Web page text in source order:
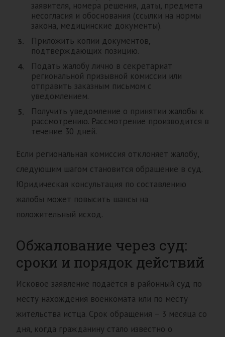
заявителя, номера решения, даты, предмета
несогласия и обоснования (ссылки на нормы
закона, медицинские документы).
Приложить копии документов,
подтверждающих позицию.
Подать жалобу лично в секретариат
региональной призывной комиссии или
отправить заказным письмом с
уведомлением.
Получить уведомление о принятии жалобы к
рассмотрению. Рассмотрение производится в
течение 30 дней.
Если региональная комиссия отклоняет жалобу,
следующим шагом становится обращение в суд.
Юридическая консультация по составлению
жалобы может повысить шансы на
положительный исход.
Обжалование через суд:
сроки и порядок действий
Исковое заявление подаётся в районный суд по
месту нахождения военкомата или по месту
жительства истца. Срок обращения – 3 месяца со
дня, когда гражданину стало известно о